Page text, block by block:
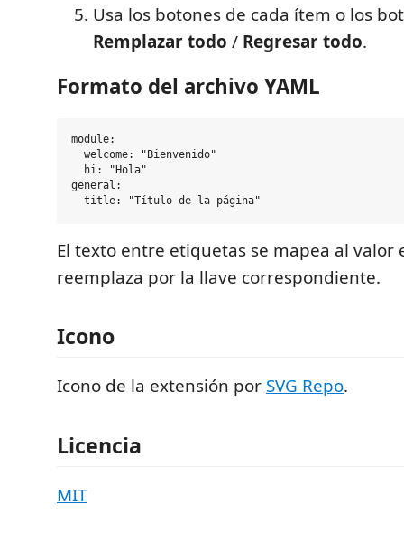
Usa los botones de cada ítem o los
Remplazar todo / Regresar todo.
Formato del archivo YAML
module:
  welcome: "Bienvenido"
  hi: "Hola"
general:
El texto entre etiquetas se mapea al valor
reemplaza por la llave correspondiente.
Icono
Icono de la extensión por SVG Repo.
Licencia
MIT